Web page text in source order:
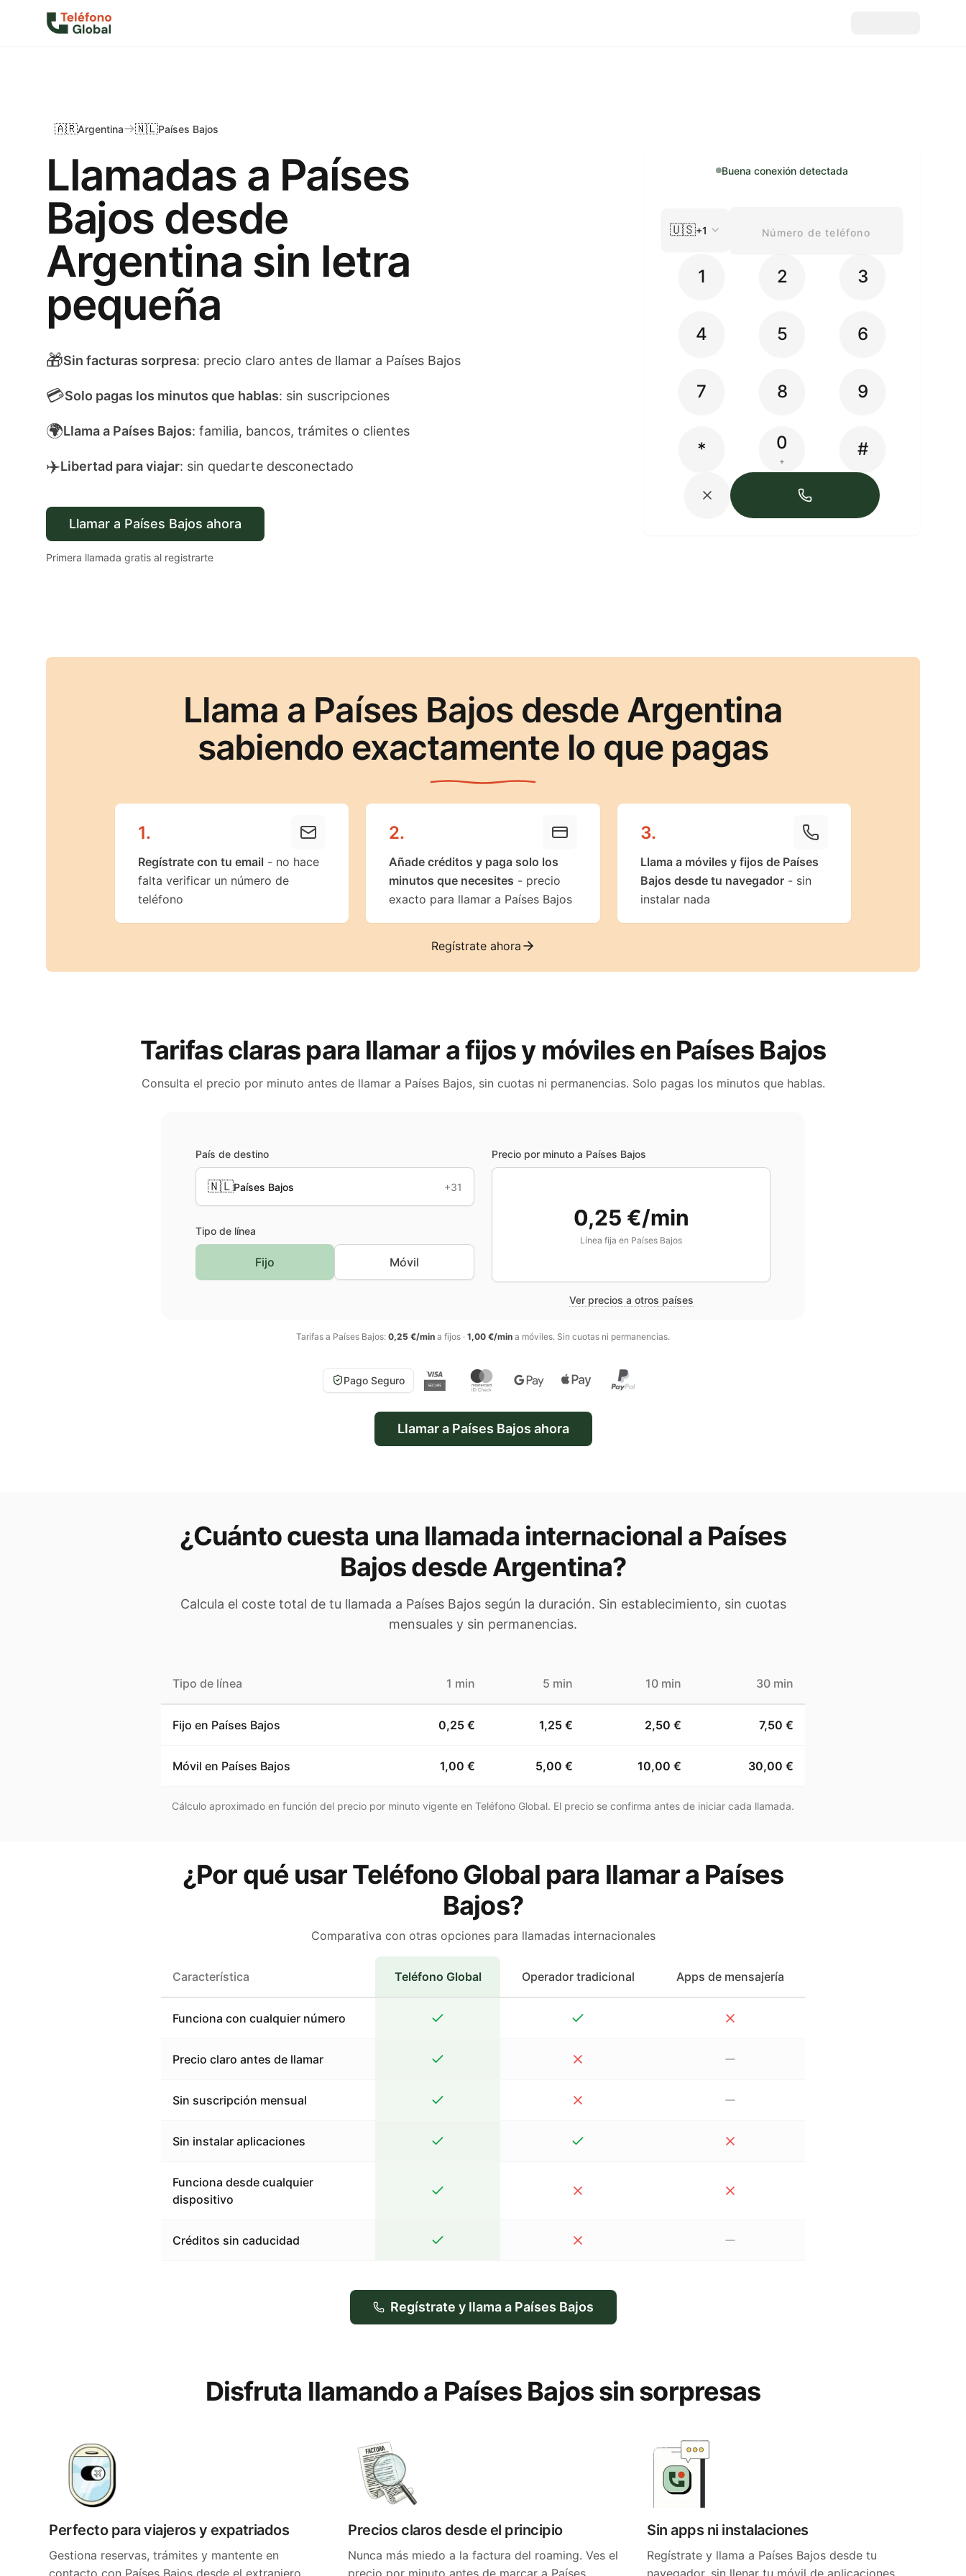
Llamadas a Países
Bajos desde
Argentina sin letra
pequeña
🇦🇷Argentina 🇳🇱Países Bajos
🎁Sin facturas sorpresa: precio claro antes de llamar a Países Bajos
💳Solo pagas los minutos que hablas: sin suscripciones
🌍Llama a Países Bajos: familia, bancos, trámites o clientes
✈️Libertad para viajar: sin quedarte desconectado
Llamar a Países Bajos ahora
Primera llamada gratis al registrarte
Buena conexión detectada
🇺🇸+1
1 2 3
4 5 6
7 8 9
* 0
+
#
Llama a Países Bajos desde Argentina
sabiendo exactamente lo que pagas
1.
Regístrate con tu email - no hace
falta verificar un número de
teléfono
2.
Añade créditos y paga solo los
minutos que necesites - precio
exacto para llamar a Países Bajos
3.
Llama a móviles y fijos de Países
Bajos desde tu navegador- sin
instalar nada
Regístrate ahora
Tarifas claras para llamar a fijos y móviles en Países Bajos
Consulta el precio por minuto antes de llamar a Países Bajos, sin cuotas ni permanencias. Solo pagas los minutos que hablas.
País de destino
🇳🇱Países Bajos +31
Tipo de línea
Fijo Móvil
Precio por minuto a Países Bajos
0,25 €/min
Línea fija en Países Bajos
Ver precios a otros países
Tarifas a Países Bajos: 0,25 €/min a fijos · 1,00 €/min a móviles. Sin cuotas ni permanencias.
Pago Seguro
Llamar a Países Bajos ahora
¿Cuánto cuesta una llamada internacional a Países
Bajosdesde Argentina?
Calcula el coste total de tu llamada a Países Bajossegún la duración. Sin establecimiento, sin cuotas
mensuales y sin permanencias.
Tipo de línea 1 min 5 min 10 min 30 min
Fijo en Países Bajos 0,25 € 1,25 € 2,50 € 7,50 €
Móvil en Países Bajos 1,00 € 5,00 € 10,00 € 30,00 €
Cálculo aproximado en función del precio por minuto vigente en Teléfono Global. El precio se confirma antes de iniciar cada llamada.
¿Por qué usar Teléfono Global para llamar a Países
Bajos?
Comparativa con otras opciones para llamadas internacionales
Característica Teléfono Global Operador tradicional Apps de mensajería
Funciona con cualquier número
Precio claro antes de llamar
Sin suscripción mensual
Sin instalar aplicaciones
Funciona desde cualquier
dispositivo
Créditos sin caducidad
Regístrate y llama a Países Bajos
Disfruta llamando a Países Bajos sin sorpresas
Perfecto para viajeros y expatriados
Gestiona reservas, trámites y mantente en
contacto con Países Bajos desde el extranjero
Precios claros desde el principio
Nunca más miedo a la factura del roaming. Ves el
precio por minuto antes de marcar a Países
Sin apps ni instalaciones
Regístrate y llama a Países Bajos desde tu
navegador, sin llenar tu móvil de aplicaciones.